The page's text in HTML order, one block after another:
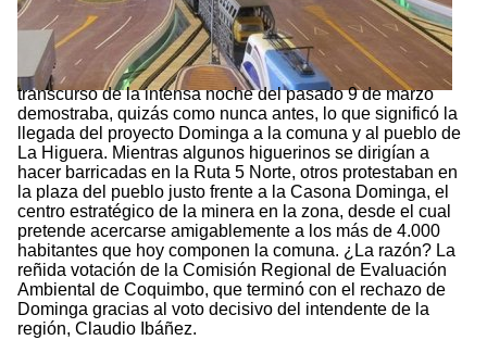
transcurso de la intensa noche del pasado 9 de marzo
demostraba, quizás como nunca antes, lo que significó la
llegada del proyecto Dominga a la comuna y al pueblo de
La Higuera. Mientras algunos higuerinos se dirigían a
hacer barricadas en la Ruta 5 Norte, otros protestaban en
la plaza del pueblo justo frente a la Casona Dominga, el
centro estratégico de la minera en la zona, desde el cual
pretende acercarse amigablemente a los más de 4.000
habitantes que hoy componen la comuna. ¿La razón? La
reñida votación de la Comisión Regional de Evaluación
Ambiental de Coquimbo, que terminó con el rechazo de
Dominga gracias al voto decisivo del intendente de la
región, Claudio Ibáñez.